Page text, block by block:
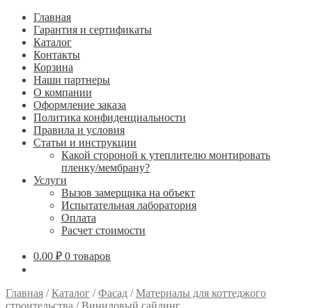
Главная
Гарантия и сертификаты
Каталог
Контакты
Корзина
Наши партнеры
О компании
Оформление заказа
Политика конфиденциальности
Правила и условия
Статьи и инструкции
Какой стороной к утеплителю монтировать
пленку/мембрану?
Услуги
Вызов замерщика на объект
Испытательная лаборатория
Оплата
Расчет стоимости
0.00 ₽ 0 товаров
Главная /Каталог /Фасад /Материалы для коттеджого
строительства /Виниловый сайдинг